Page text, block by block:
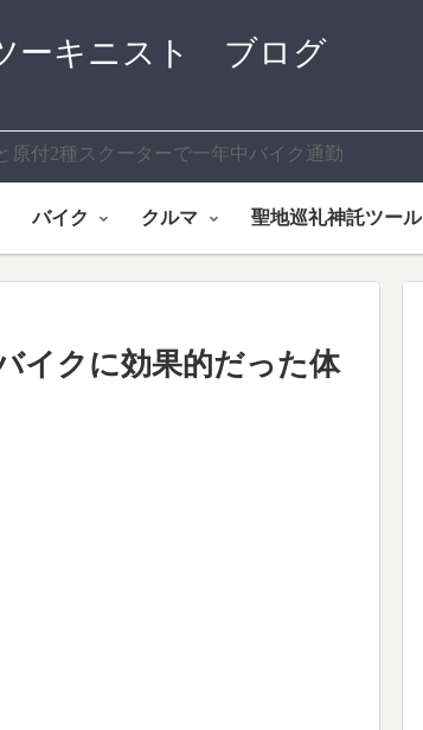
ーキニスト ブログ
原付2種スクーターで一年中バイク通勤
バイク クルマ 聖地巡礼神託ツール
イクに効果的だった体